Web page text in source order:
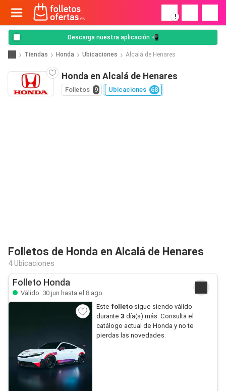
!
Descarga nuestra aplicación 📲
Tiendas Honda Ubicaciones Alcalá de Henares
Honda en Alcalá de Henares
Folletos 9 Ubicaciones 68
Folletos de Honda en Alcalá de Henares
4 Ubicaciones
Folleto Honda
Válido: 30 jun hasta el 8 ago
Este folletosigue siendo válido
durante 3 día(s) más. Consulta el
catálogo actual de Honda y no te
pierdas las novedades.